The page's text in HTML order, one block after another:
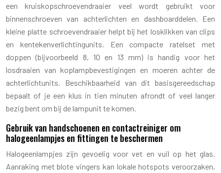
een kruiskopschroevendraaier veel wordt gebruikt voor
binnenschroeven van achterlichten en dashboarddelen. Een
kleine platte schroevendraaier helpt bij het losklikken van clips
en kentekenverlichtingunits. Een compacte ratelset met
doppen (bijvoorbeeld 8, 10 en 13 mm) is handig voor het
losdraaien van koplampbevestigingen en moeren achter de
achterlichtunits. Beschikbaarheid van dit basisgereedschap
bepaalt of je een klus in tien minuten afrondt of veel langer
bezig bent om bij de lampunit te komen.
Gebruik van handschoenen en contactreiniger om
halogeenlampjes en fittingen te beschermen
Halogeenlampjes zijn gevoelig voor vet en vuil op het glas.
Aanraking met blote vingers kan lokale hotspots veroorzaken,